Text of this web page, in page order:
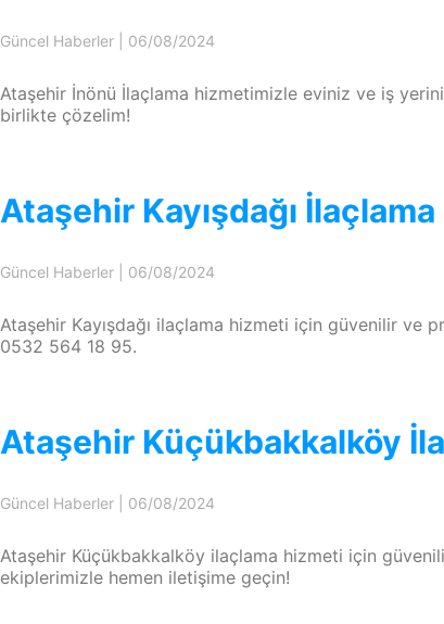
Güncel Haberler 06/08/2024
Ataşehir İnönü İlaçlama hizmetimizle eviniz ve iş
birlikte çözelim!
Ataşehir Kayışdağı
Güncel Haberler 06/08/2024
Ataşehir Kayışdağı ilaçlama hizmeti için güvenilir ve
0532 564 18 95.
Ataşehir Küçükbakkalköy
Güncel Haberler 06/08/2024
Ataşehir Küçükbakkalköy ilaçlama hizmeti için
ekiplerimizle hemen iletişime geçin!